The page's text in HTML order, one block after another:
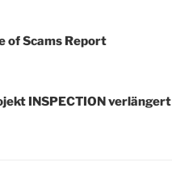
of Scams Report
INSPECTION verlängert